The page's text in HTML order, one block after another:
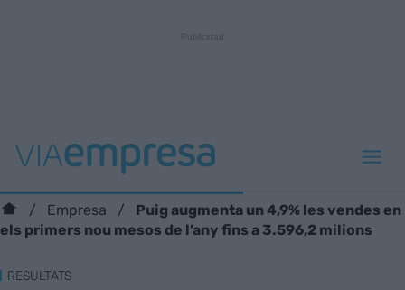
Empresa
Puig augmenta un 4,9% les vendes en
els primers nou mesos de l’any fins a 3.596,2 milions
RESULTATS